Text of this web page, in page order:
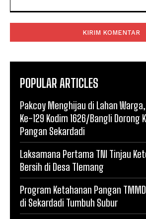
POPULAR ARTICLES
Pakcoy Menghijau di Lahan
Ke-129 Kodim 1626/Bangli Dorong
Pangan Sekardadi
Laksamana Pertama TNI Tinjau
Bersih di Desa Tlemang
Program Ketahanan Pangan
di Sekardadi Tumbuh Subur